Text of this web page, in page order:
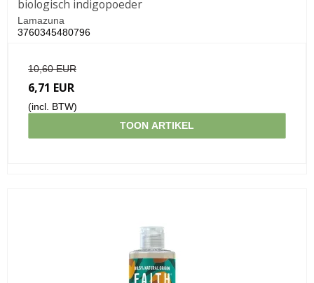
biologisch indigopoeder
Lamazuna
3760345480796
10,60 EUR
6,71 EUR
(incl. BTW)
TOON ARTIKEL